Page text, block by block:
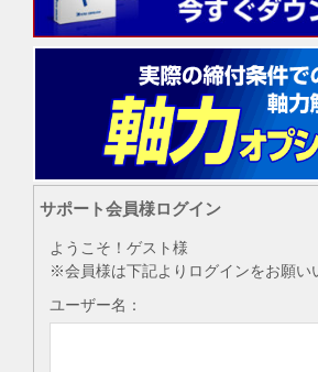
サポート会員様ログイン
ようこそ！ゲスト様
※会員様は下記よりログインをお願い
ユーザー名：